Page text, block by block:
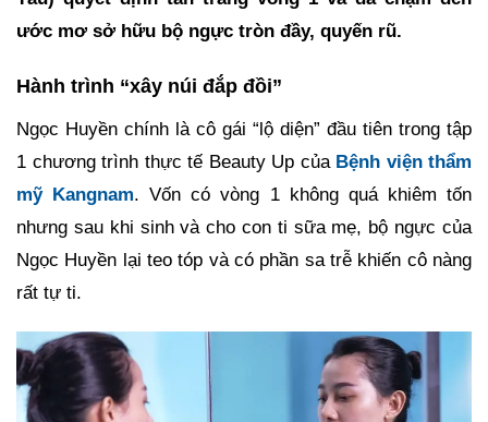
ước mơ sở hữu bộ ngực tròn đầy, quyến rũ.
Hành trình “xây núi đắp đồi”
Ngọc Huyền chính là cô gái “lộ diện” đầu tiên trong tập
1 chương trình thực tế Beauty Up của Bệnh viện thẩm
mỹ Kangnam. Vốn có vòng 1 không quá khiêm tốn
nhưng sau khi sinh và cho con ti sữa mẹ, bộ ngực của
Ngọc Huyền lại teo tóp và có phần sa trễ khiến cô nàng
rất tự ti.